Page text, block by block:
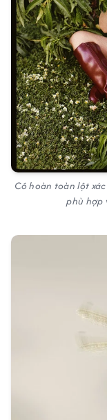
Cô hoàn toàn lột
phù hợp